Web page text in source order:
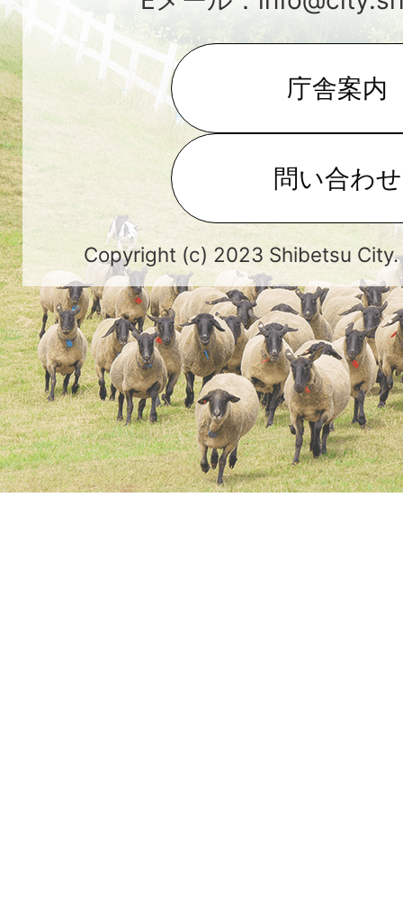
庁舎案内
問い合わせ
Copyright (c) 2023 Shibetsu City.